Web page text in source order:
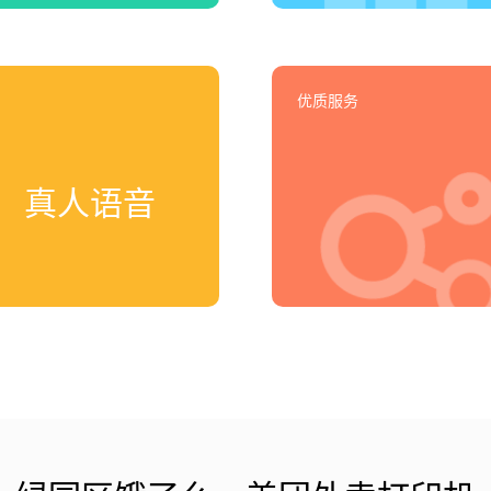
真人语音
优质服务